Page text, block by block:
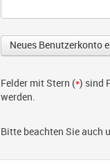
Felder mit Stern (*) sind
werden.
Bitte beachten Sie auch